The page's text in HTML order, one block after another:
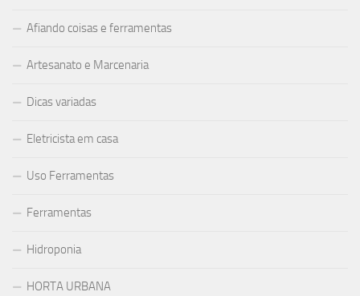
Afiando coisas e ferramentas
Artesanato e Marcenaria
Dicas variadas
Eletricista em casa
Uso Ferramentas
Ferramentas
Hidroponia
HORTA URBANA